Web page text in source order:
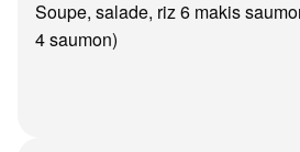
Soupe, salade, riz 6 makis
4 saumon)